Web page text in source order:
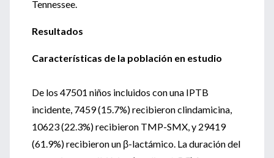
Tennessee.
Resultados
Características de la población en estudio
De los 47501 niños incluidos con una IPTB
incidente, 7459 (15.7%) recibieron clindamicina,
10623 (22.3%) recibieron TMP-SMX, y 29419
(61.9%) recibieron un β-lactámico. La duración del